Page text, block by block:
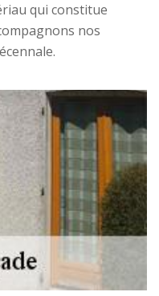
qui constitue
nos